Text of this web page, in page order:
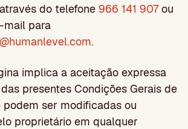
do telefone 966 141 907ou
mail para
.
implica a aceitação expressa
presentes Condições Gerais de
podem ser modificadas ou
proprietário em qualquer